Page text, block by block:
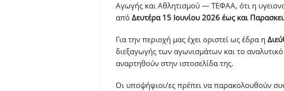
Αγωγής και Αθλητισμού — ΤΕΦΑΑ, ότι η
από Δευτέρα 15 Ιουνίου 2026 έως και
Για την περιοχή μας έχει οριστεί ως έδρα η
διεξαγωγής των αγωνισμάτων και το
αναρτηθούν στην ιστοσελίδα της.
Οι υποψήφιοι/ες πρέπει να παρακολουθούν